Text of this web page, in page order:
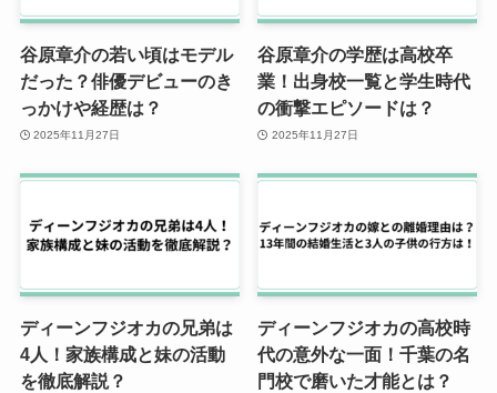
谷原章介の若い頃はモデル
だった？俳優デビューのき
っかけや経歴は？
2025年11月27日
谷原章介の学歴は高校卒
業！出身校一覧と学生時代
の衝撃エピソードは？
2025年11月27日
ディーンフジオカの兄弟は
4人！家族構成と妹の活動
を徹底解説？
ディーンフジオカの高校時
代の意外な一面！千葉の名
門校で磨いた才能とは？